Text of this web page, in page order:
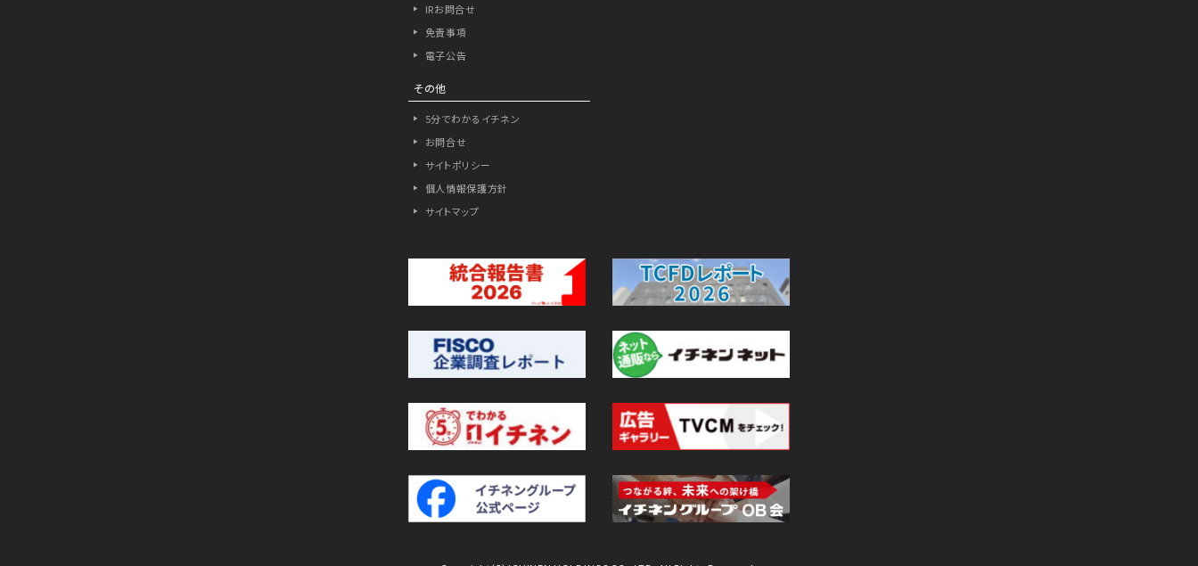
IRお問合せ
免責事項
電子公告
その他
5分でわかるイチネン
お問合せ
サイトポリシー
個人情報保護方針
サイトマップ